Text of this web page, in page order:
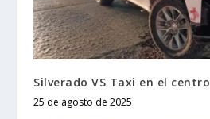
Silverado VS Taxi en el centro
25 de agosto de 2025